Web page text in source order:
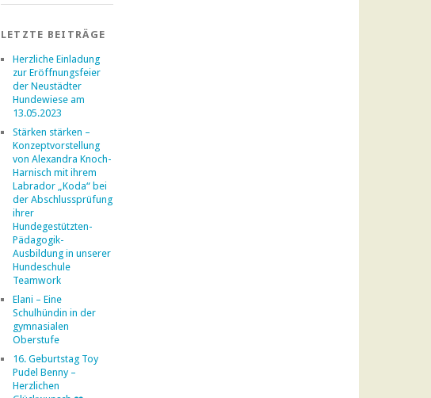
LETZTE BEITRÄGE
Herzliche Einladung
zur Eröffnungsfeier
der Neustädter
Hundewiese am
13.05.2023
Stärken stärken –
Konzeptvorstellung
von Alexandra Knoch-
Harnisch mit ihrem
Labrador „Koda“ bei
der Abschlussprüfung
ihrer
Hundegestützten-
Pädagogik-
Ausbildung in unserer
Hundeschule
Teamwork
Elani – Eine
Schulhündin in der
gymnasialen
Oberstufe
16. Geburtstag Toy
Pudel Benny –
Herzlichen